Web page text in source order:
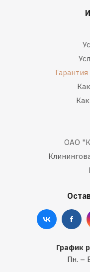
ОАО
График
Пн. –